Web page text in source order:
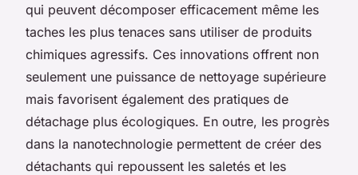
qui peuvent décomposer efficacement même les
taches les plus tenaces sans utiliser de produits
chimiques agressifs. Ces innovations offrent non
seulement une puissance de nettoyage supérieure
mais favorisent également des pratiques de
détachage plus écologiques. En outre, les progrès
dans la nanotechnologie permettent de créer des
détachants qui repoussent les saletés et les